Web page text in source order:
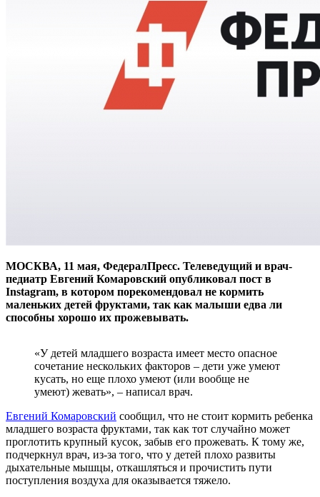
МОСКВА, 11 мая, ФедералПресс. Телеведущий и врач-
педиатр Евгений Комаровский опубликовал пост в
Instagram, в котором порекомендовал не кормить
маленьких детей фруктами, так как малыши едва ли
способны хорошо их прожевывать.
«У детей младшего возраста имеет место опасное
сочетание нескольких факторов – дети уже умеют
кусать, но еще плохо умеют (или вообще не
умеют) жевать», – написал врач.
Евгений Комаровский сообщил, что не стоит кормить ребенка
младшего возраста фруктами, так как тот случайно может
проглотить крупный кусок, забыв его прожевать. К тому же,
подчеркнул врач, из-за того, что у детей плохо развиты
дыхательные мышцы, откашляться и прочистить пути
поступления воздуха для оказывается тяжело.